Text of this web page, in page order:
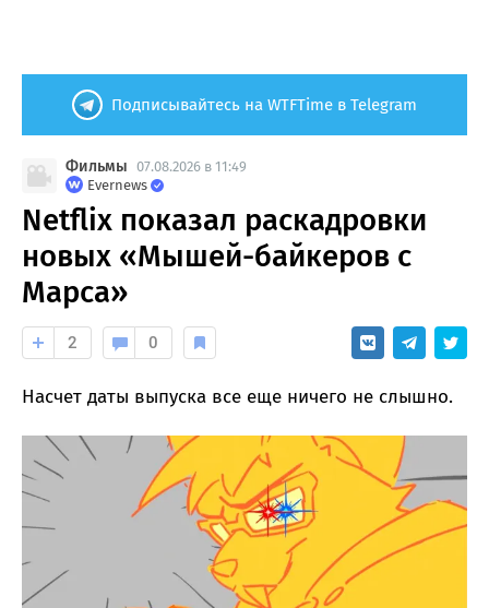
Подписывайтесь на WTFTime в Telegram
Фильмы 07.08.2026 в 11:49
Evernews
Netflix показал раскадровки
новых «Мышей-байкеров с
Марса»
2 0
Насчет даты выпуска все еще ничего не слышно.